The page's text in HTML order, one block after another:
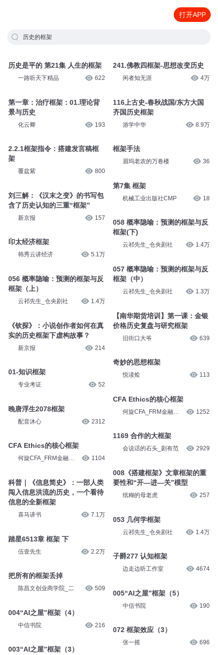
打开APP
历史的框架
历史是平的 第21集 人生的框架
一路听天下精品 622
第一章：治疗框架：01.理论背
景与历史
化云卿 193
2.2.1框架指令：搭建发言稿框
架
覆盆紫 800
刘三解：《汉末之变》的书写包
含了历史认知的三重“框架”
新京报 157
印太经济框架
韩秀云讲经济 5.1万
056 概率隐喻：预测的框架与反
框架（上）
云祁先生_仓央剧社 1.4万
《钦探》：小说创作者如何在真
实的历史框架下虚构故事？
新京报 214
01-知识框架
专业考证 52
晚唐浮生2078框架
配音沐心 2312
CFA Ethics的核心框架
何旋CFA_FRM金融讲
1104
科普｜《信息简史》：一部人类
闯入信息洪流的历史，一个看待
信息的全新框架
喜马讲书 7.1万
踏星6513章 框架 下
伍壹先生 2.2万
把所有的框架丢掉
陈昌文创业商学院_二 509
004“AI之屋”框架（4）
中信书院 216
003“AI之屋”框架（3）
241.佛教四框架-思想改变历史
闲者知无涯 4万
116上古史-春秋战国/东方大国
齐国历史框架
游学中华 8.9万
框架手法
眉坞老农的万卷楼 36
第7集 框架
机械工业出版社CMP 18
058 概率隐喻：预测的框架与反
框架(下)
云祁先生_仓央剧社 1.4万
057 概率隐喻：预测的框架与反
框架（中）
云祁先生_仓央剧社 1.3万
【南华期货培训】第一课：金银
价格历史复盘与研究框架
旧街口大爷 639
奇妙的思想框架
悦读烩 113
CFA Ethics的核心框架
何旋CFA_FRM金融讲
1252
1169 合作的大框架
会说话的石头_剧有范 2929
008《搭建框架》文章框架的重
要性和“开—进—关”模型
纸糊的母老虎 257
053 几何学框架
云祁先生_仓央剧社 1.4万
子爵277 认知框架
边走边听工作室 4674
005“AI之屋”框架（5）
中信书院 190
072 框架效应（3）
张一摇 696